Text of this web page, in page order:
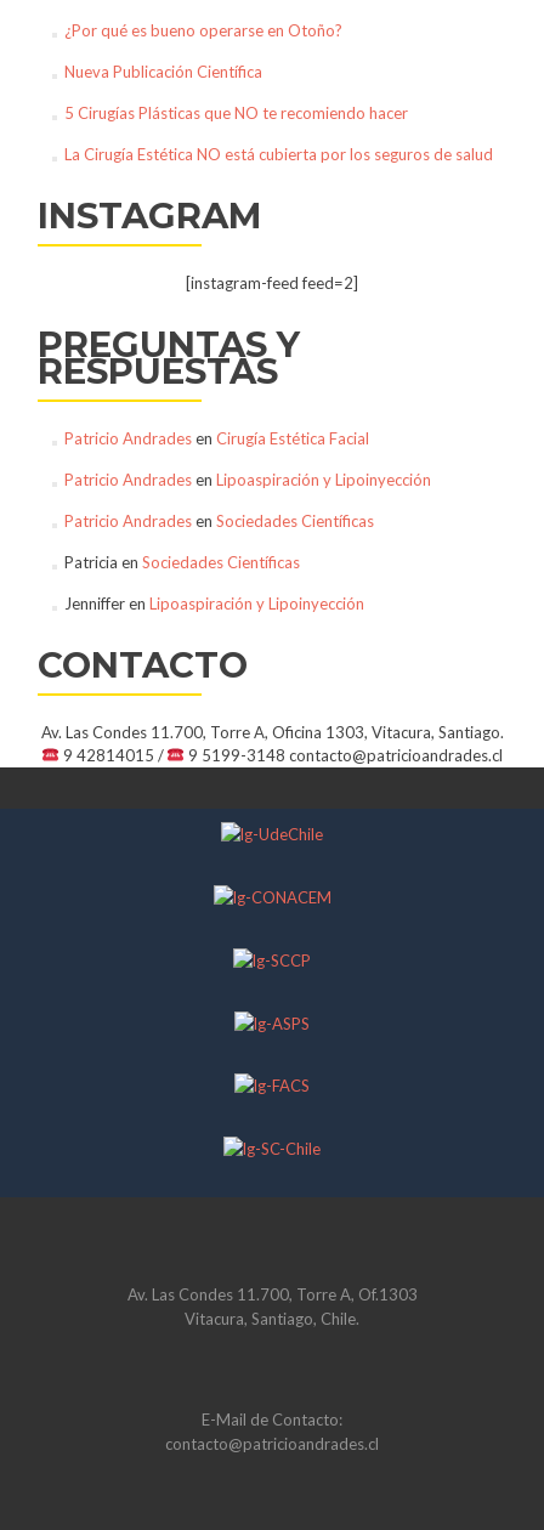
¿Por qué es bueno operarse en Otoño?
Nueva Publicación Científica
5 Cirugías Plásticas que NO te recomiendo hacer
La Cirugía Estética NO está cubierta por los seguros de salud
INSTAGRAM
[instagram-feed feed=2]
PREGUNTAS Y
RESPUESTAS
Patricio Andradesen Cirugía Estética Facial
Patricio Andradesen Lipoaspiración y Lipoinyección
Patricio Andradesen Sociedades Científicas
Patricia en Sociedades Científicas
Jennifferen Lipoaspiración y Lipoinyección
CONTACTO
Av. Las Condes 11.700, Torre A, Oficina 1303, Vitacura, Santiago.
9 42814015 /
9 5199-3148contacto@patricioandrades.cl
Av. Las Condes 11.700, Torre A, Of.1303
Vitacura, Santiago, Chile.
E-Mail de Contacto:
contacto@patricioandrades.cl